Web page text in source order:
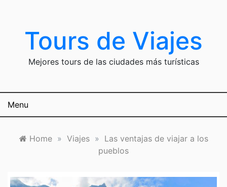
contentTours de Viajes
Mejores tours de las ciudades más turísticas
Menu
Home » Viajes » Las ventajas de viajar a los
pueblos